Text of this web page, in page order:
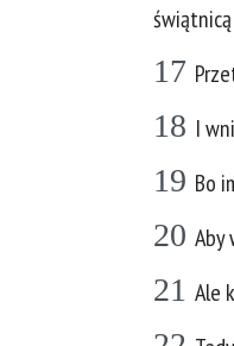
17
18 I
19 Bo
20 Aby
21 Ale